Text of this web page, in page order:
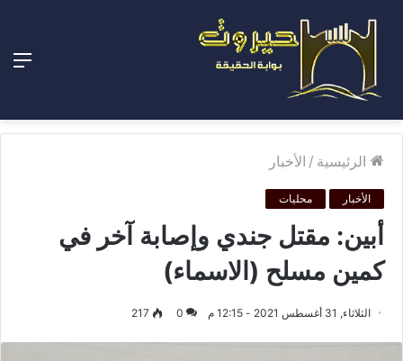
الرئيسية / الأخبار
الأخبار محليات
أبين: مقتل جندي وإصابة آخر في
كمين مسلح (الاسماء)
الثلاثاء, 31 أغسطس 2021 - 12:15 م 0
217